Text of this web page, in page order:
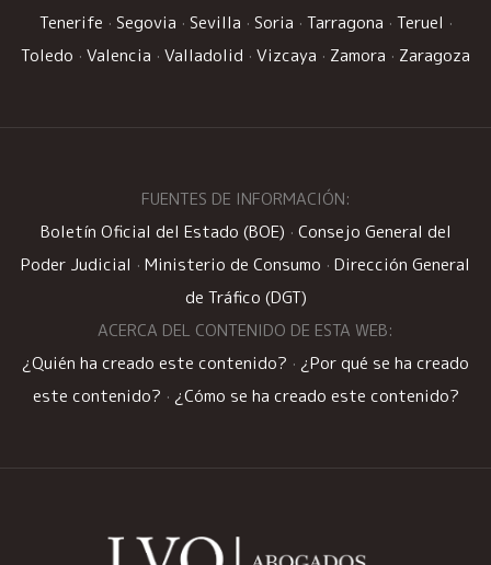
Tenerife · Segovia · Sevilla · Soria · Tarragona · Teruel ·
Toledo · Valencia · Valladolid · Vizcaya · Zamora · Zaragoza
FUENTES DE INFORMACIÓN:
Boletín Oficial del Estado (BOE) · Consejo General del
Poder Judicial · Ministerio de Consumo · Dirección General
de Tráfico (DGT)
ACERCA DEL CONTENIDO DE ESTA WEB:
¿Quién ha creado este contenido? · ¿Por qué se ha creado
este contenido? · ¿Cómo se ha creado este contenido?